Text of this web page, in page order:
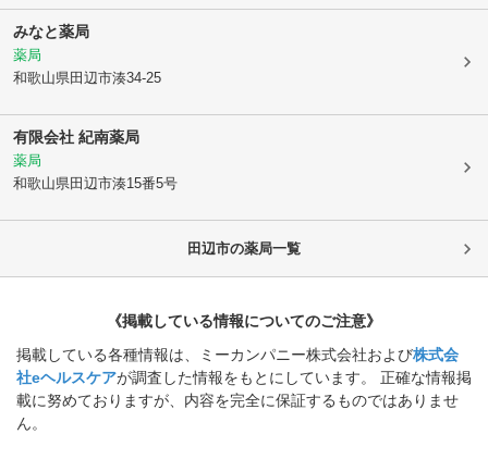
みなと薬局
薬局
和歌山県田辺市湊34-25
有限会社 紀南薬局
薬局
和歌山県田辺市湊15番5号
田辺市の薬局一覧
《掲載している情報についてのご注意》
掲載している各種情報は、ミーカンパニー株式会社および株式会
社eヘルスケアが調査した情報をもとにしています。 正確な情報掲
載に努めておりますが、内容を完全に保証するものではありませ
ん。